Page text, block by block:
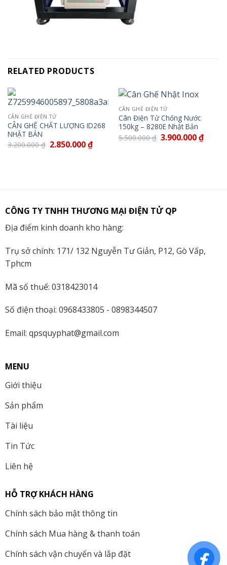
RELATED PRODUCTS
CÂN GHẾ ĐIỆN TỬ
CÂN GHẾ CHẤT LƯỢNG ID268
NHẬT BẢN
3.200.000₫ 2.850.000₫
CÂN GHẾ ĐIỆN TỬ
Cân Điện Tử Chống Nước
150kg – 8280E Nhật Bản
5.500.000₫ 3.900.000₫
CÔNG TY TNHH THƯƠNG MẠI ĐIỆN TỬ QP
Địa điểm kinh doanh kho hàng:
Trụ sở chính: 171/ 132 Nguyễn Tư Giản, P12, Gò Vấp,
Tphcm
Mã số thuế: 0318423014
Số điện thoại: 0968433805 - 0898344507
Email: qpsquyphat@gmail.com
MENU
Giới thiệu
Sản phẩm
Tài liệu
Tin Tức
Liên hệ
HỖ TRỢ KHÁCH HÀNG
Chính sách bảo mật thông tin
Chính sách Mua hàng & thanh toán
Chính sách vận chuyển và lắp đặt